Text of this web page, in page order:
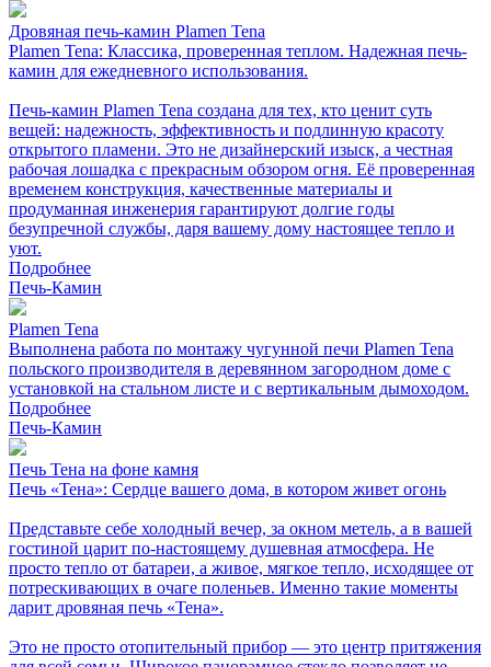
Дровяная печь-камин Plamen Tena
Plamen Tena: Классика, проверенная теплом. Надежная печь-
камин для ежедневного использования.
Печь-камин Plamen Tena создана для тех, кто ценит суть
вещей: надежность, эффективность и подлинную красоту
открытого пламени. Это не дизайнерский изыск, а честная
рабочая лошадка с прекрасным обзором огня. Её проверенная
временем конструкция, качественные материалы и
продуманная инженерия гарантируют долгие годы
безупречной службы, даря вашему дому настоящее тепло и
уют.
Подробнее
Печь-Камин
Plamen Tena
Выполнена работа по монтажу чугунной печи Plamen Tena
польского производителя в деревянном загородном доме с
установкой на стальном листе и с вертикальным дымоходом.
Подробнее
Печь-Камин
Печь Тена на фоне камня
Печь «Тена»: Сердце вашего дома, в котором живет огонь
Представьте себе холодный вечер, за окном метель, а в вашей
гостиной царит по-настоящему душевная атмосфера. Не
просто тепло от батареи, а живое, мягкое тепло, исходящее от
потрескивающих в очаге поленьев. Именно такие моменты
дарит дровяная печь «Тена».
Это не просто отопительный прибор — это центр притяжения